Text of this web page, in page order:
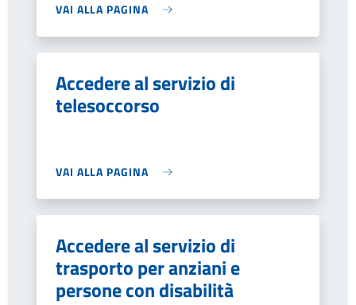
VAI ALLA PAGINA
Accedere al servizio di
telesoccorso
VAI ALLA PAGINA
Accedere al servizio di
trasporto per anziani e
persone con disabilità